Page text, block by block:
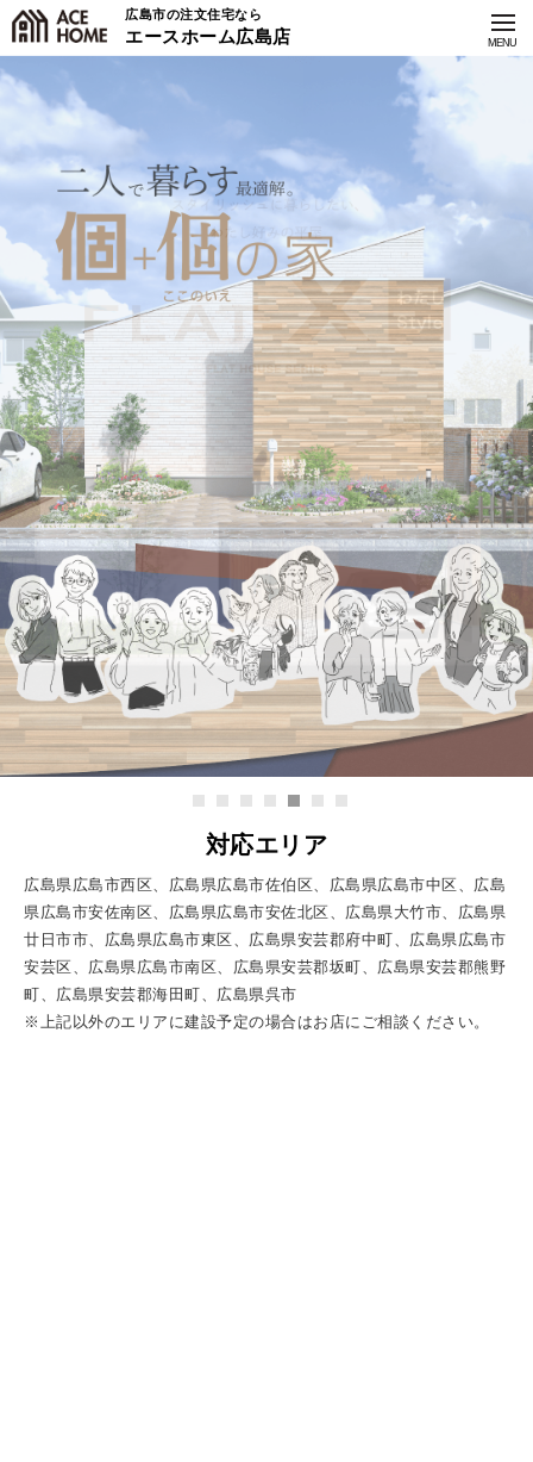
広島市の注文住宅なら
エースホーム広島店
対応エリア
広島県広島市西区、広島県広島市佐伯区、広島県広島市中区、広島
県広島市安佐南区、広島県広島市安佐北区、広島県大竹市、広島県
廿日市市、広島県広島市東区、広島県安芸郡府中町、広島県広島市
安芸区、広島県広島市南区、広島県安芸郡坂町、広島県安芸郡熊野
町、広島県安芸郡海田町、広島県呉市
※上記以外のエリアに建設予定の場合はお店にご相談ください。